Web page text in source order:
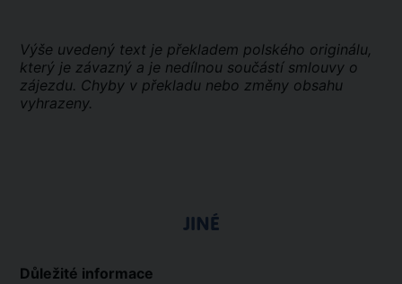
Výše uvedený text je překladem polského originálu,
který je závazný a je nedílnou součástí smlouvy o
zájezdu. Chyby v překladu nebo změny obsahu
vyhrazeny.
JINÉ
Důležité informace